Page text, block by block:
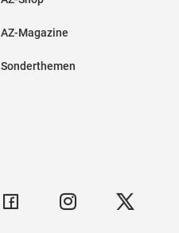
AZ-Magazine
Sonderthemen